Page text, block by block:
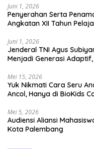
Juni 1, 2026
Penyerahan Serta
Angkatan XII Tahun
Juni 1, 2026
Jenderal TNI Agus
Menjadi Generasi
Mei 15, 2026
Yuk Nikmati Cara Seru
Ancol, Hanya di BioKids
Mei 5, 2026
Audiensi Aliansi
Kota Palembang